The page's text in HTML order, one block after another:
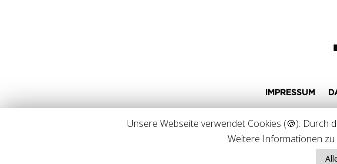
IMPRESSUM
TRADITIONAL TAEKWON-DO KÖLN © 2019-2025 ALLE RECHTE
Unsere Webseite verwendet Cookies (🍪). Durch
Weitere Informationen